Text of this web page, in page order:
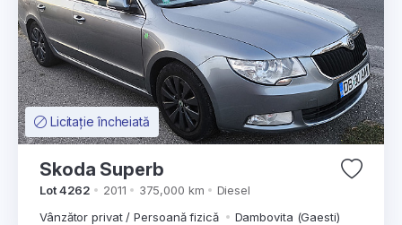
Licitație încheiată
Skoda Superb
Lot 4262 2011 375,000 km
Diesel
Vânzător privat / Persoană fizică
Dambovita (Gaesti)